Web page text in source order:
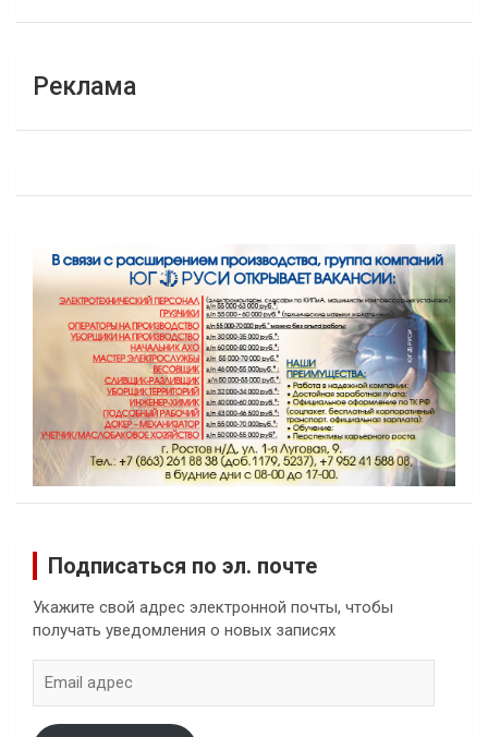
Реклама
Подписаться по эл. почте
Укажите свой адрес электронной почты, чтобы
получать уведомления о новых записях
адрес